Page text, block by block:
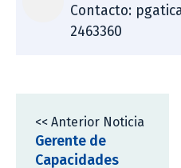
Contacto:
2463360
<< Anterior Noticia
Gerente de
Capacidades